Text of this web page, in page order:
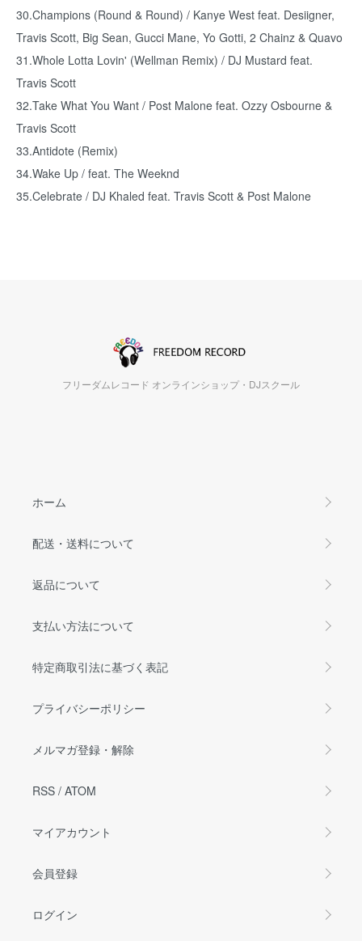
30.Champions (Round & Round) / Kanye West feat. Desiigner,
Travis Scott, Big Sean, Gucci Mane, Yo Gotti, 2 Chainz & Quavo
31.Whole Lotta Lovin' (Wellman Remix) / DJ Mustard feat.
Travis Scott
32.Take What You Want / Post Malone feat. Ozzy Osbourne &
Travis Scott
33.Antidote (Remix)
34.Wake Up / feat. The Weeknd
35.Celebrate / DJ Khaled feat. Travis Scott & Post Malone
フリーダムレコード オンラインショップ・DJスクール
ホーム
配送・送料について
返品について
支払い方法について
特定商取引法に基づく表記
プライバシーポリシー
メルマガ登録・解除
RSS / ATOM
マイアカウント
会員登録
ログイン